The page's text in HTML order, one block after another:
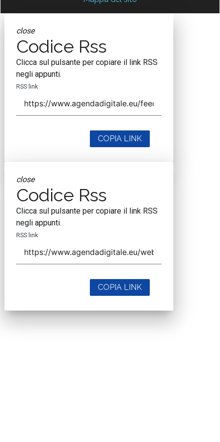
close
Codice Rss
Clicca sul pulsante per copiare il link RSS
negli appunti.
RSS link
COPIA LINK
close
Codice Rss
Clicca sul pulsante per copiare il link RSS
negli appunti.
RSS link
COPIA LINK